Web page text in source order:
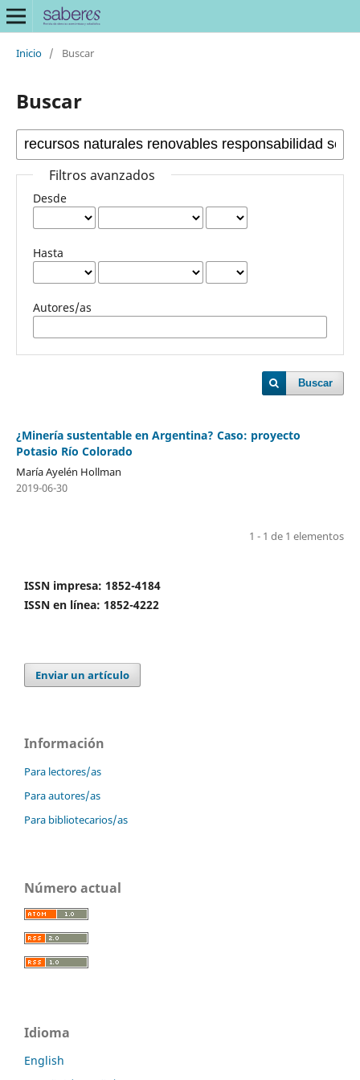
Inicio / Buscar
Buscar
Filtros avanzados
Desde
Hasta
Autores/as
Buscar
¿Minería sustentable en Argentina? Caso: proyecto
Potasio Río Colorado
María Ayelén Hollman
2019-06-30
1 - 1 de 1 elementos
ISSN impresa: 1852-4184
ISSN en línea: 1852-4222
Enviar un artículo
Información
Para lectores/as
Para autores/as
Para bibliotecarios/as
Número actual
Idioma
English